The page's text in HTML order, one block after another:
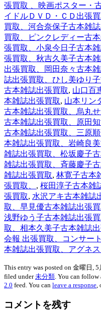
張買取 、映画ポスター・
イドルＤＶＤ・ＣＤ出張
買取、河合奈保子古本雑
買取、ピンクレディー古
張買取、小泉今日子古本
張買取、秋吉久美子古本
出張買取、岡田奈々古本雑
誌出張買取、ひし美ゆり
古本雑誌出張買取, 山口百
本雑誌出張買取, 山本リン
古本雑誌出張買取、烏丸
古本雑誌出張買取、原田
古本雑誌出張買取、三原
本雑誌出張買取、岩崎良
雑誌出張買取、松坂慶子
雑誌出張買取、斉藤慶子
雑誌出張買取, 林寛子古本
張買取、 , 桜田淳子古本雑
張買取, 水沢アキ古本雑誌
取、早見優古本雑誌出張買
浅野ゆう子古本雑誌出張買
取、相本久美子古本雑誌
会報 出張買取、コンサー
本雑誌出張買取、アグネ
This entry was posted on 金曜日,
filed under未分類 . You can
2.0 feed. You can leave a response
コメントを残す